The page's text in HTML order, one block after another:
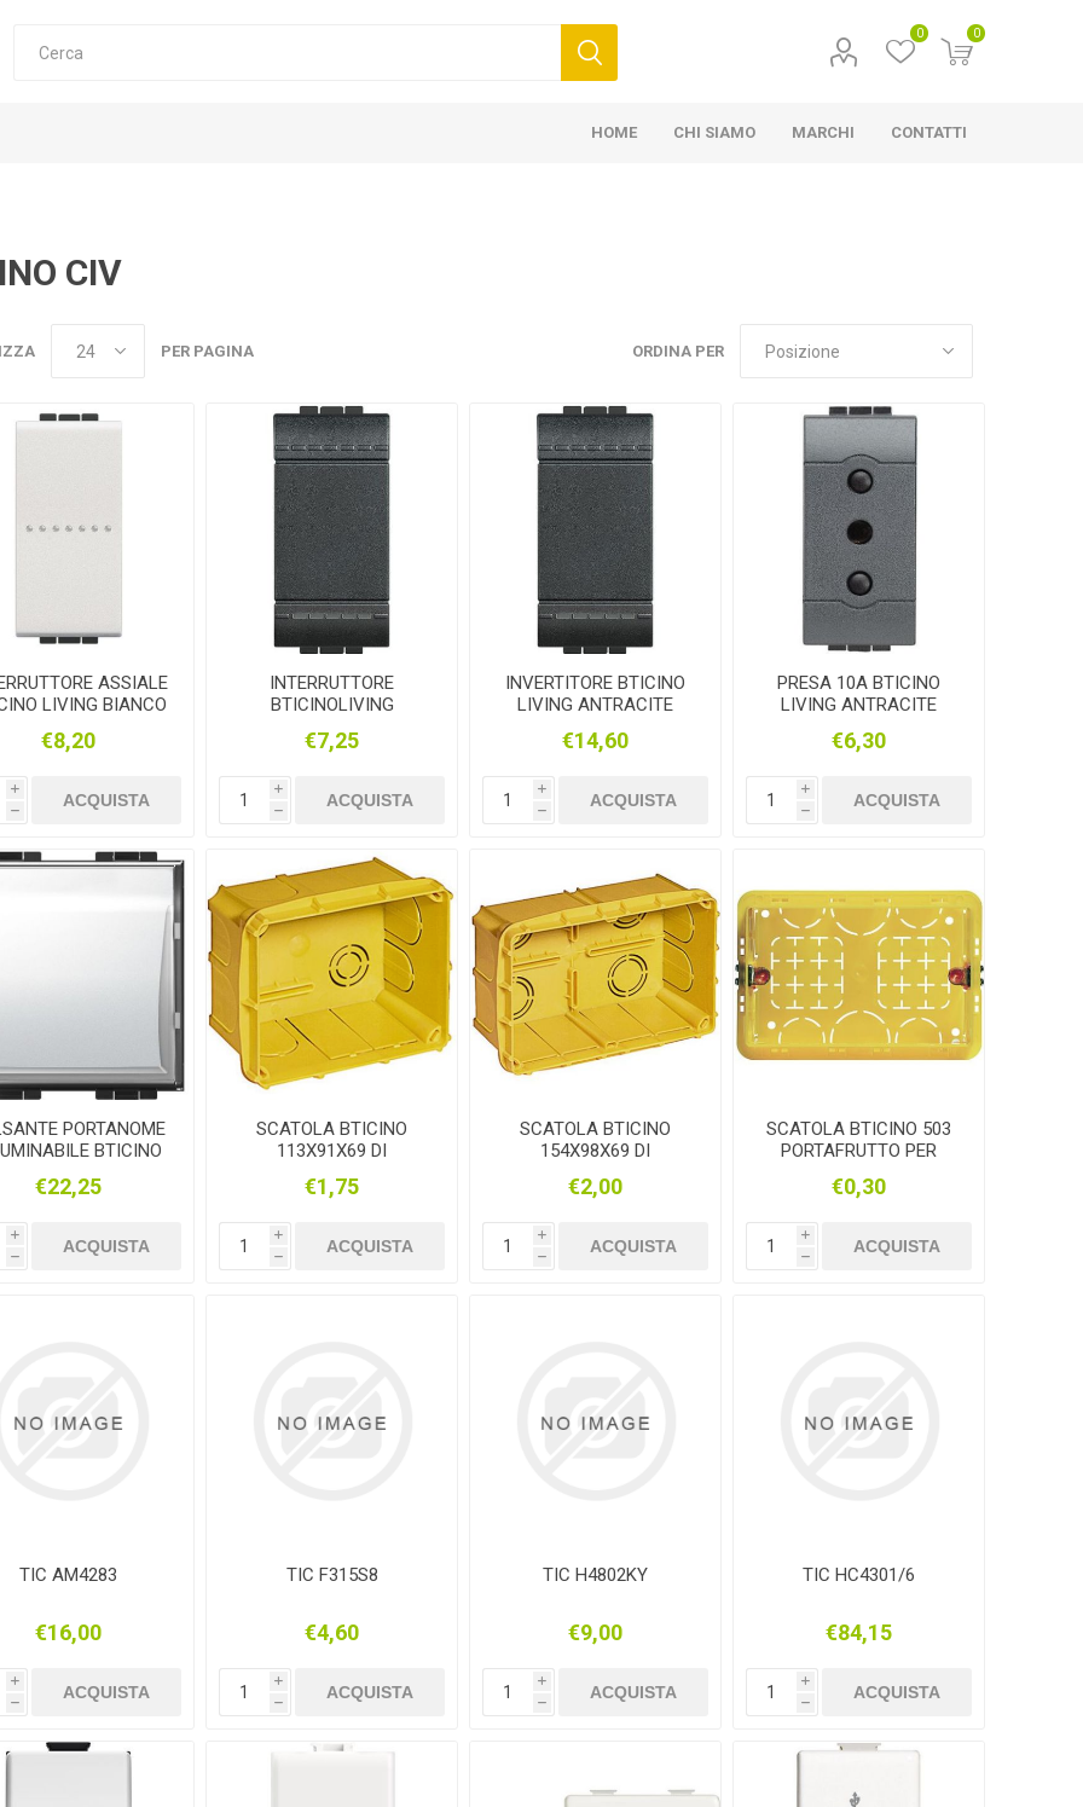
0 0
HOME CHI SIAMO MARCHI CONTATTI
CIV
ORDINA PER
PER PAGINA
ASSIALE
LIVING BIANCO
€8,20
i
h
ACQUISTA
INTERRUTTORE
BTICINOLIVING
€7,25
i
h
ACQUISTA
INVERTITORE BTICINO
LIVING ANTRACITE
€14,60
i
h
ACQUISTA
PRESA 10A BTICINO
LIVING ANTRACITE
€6,30
i
h
ACQUISTA
PORTANOME
BTICINO
€22,25
i
h
ACQUISTA
SCATOLA BTICINO
113X91X69 DI
PARETI IN MURATURA
€1,75
i
h
ACQUISTA
SCATOLA BTICINO
154X98X69 DI
PARETI IN MURATURA
€2,00
i
h
ACQUISTA
SCATOLA BTICINO 503
PORTAFRUTTO PER
€0,30
i
h
ACQUISTA
TIC AM4283
€16,00
i
h
ACQUISTA
TIC F315S8
€4,60
i
h
ACQUISTA
TIC H4802KY
€9,00
i
h
ACQUISTA
TIC HC4301/6
€84,15
i
h
ACQUISTA